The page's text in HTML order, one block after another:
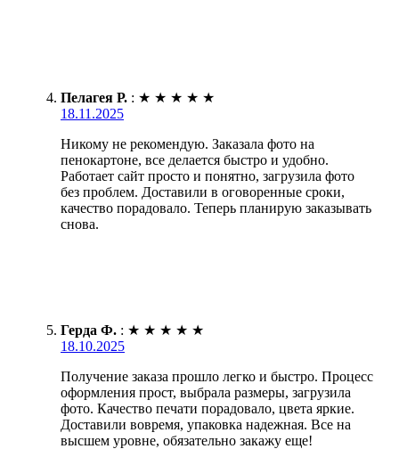
Пелагея Р. : ★ ★ ★ ★ ★
18.11.2025
Никому не рекомендую. Заказала фото на
пенокартоне, все делается быстро и удобно.
Работает сайт просто и понятно, загрузила фото
без проблем. Доставили в оговоренные сроки,
качество порадовало. Теперь планирую заказывать
снова.
Герда Ф. : ★ ★ ★ ★ ★
18.10.2025
Получение заказа прошло легко и быстро. Процесс
оформления прост, выбрала размеры, загрузила
фото. Качество печати порадовало, цвета яркие.
Доставили вовремя, упаковка надежная. Все на
высшем уровне, обязательно закажу еще!